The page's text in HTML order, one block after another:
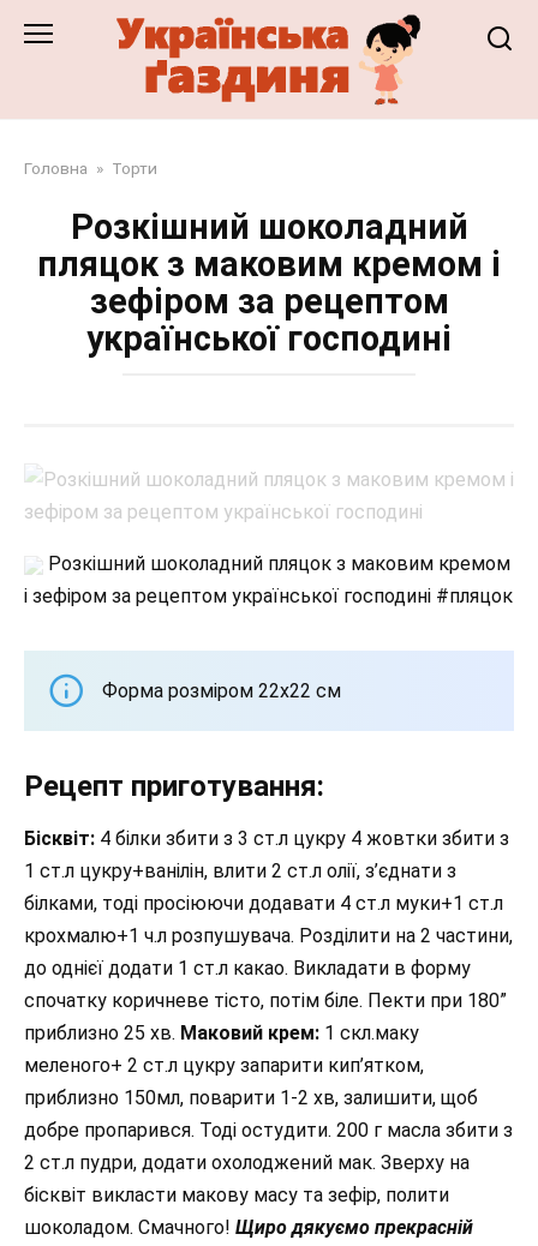
Головна » Торти
Розкішний шоколадний
пляцок з маковим кремом і
зефіром за рецептом
української господині
Розкішний шоколадний пляцок з маковим кремом
і зефіром за рецептом української господині #пляцок
Форма розміром 22х22 см
Рецепт приготування:
Бісквіт: 4 білки збити з 3 ст.л цукру 4 жовтки збити з
1 ст.л цукру+ванілін, влити 2 ст.л олії, з’єднати з
білками, тоді просіюючи додавати 4 ст.л муки+1 ст.л
крохмалю+1 ч.л розпушувача. Розділити на 2 частини,
до однієї додати 1 ст.л какао. Викладати в форму
спочатку коричневе тісто, потім біле. Пекти при 180”
приблизно 25 хв. Маковий крем: 1 скл.маку
меленого+ 2 ст.л цукру запарити кип’ятком,
приблизно 150мл, поварити 1-2 хв, залишити, щоб
добре пропарився. Тоді остудити. 200 г масла збити з
2 ст.л пудри, додати охолоджений мак. Зверху на
бісквіт викласти макову масу та зефір, полити
шоколадом. Смачного! Щиро дякуємо прекрасній